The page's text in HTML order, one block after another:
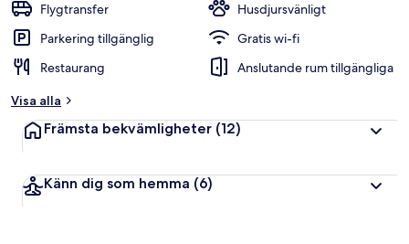
Flygtransfer
Husdjursvänligt
Parkering tillgänglig
Gratis wi-fi
Restaurang
Anslutande rum tillgängliga
Visa alla
Främsta bekvämligheter (12)
Känn dig som hemma (6)